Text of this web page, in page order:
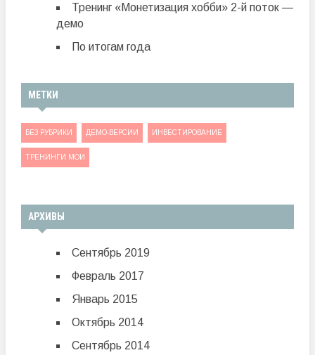
Тренинг «Монетизация хобби» 2-й поток —
демо
По итогам года
МЕТКИ
БЕЗ РУБРИКИ ДЕМО-ВЕРСИИ ИНВЕСТИРОВАНИЕ
ТРЕНИНГИ МОИ
АРХИВЫ
Сентябрь 2019
Февраль 2017
Январь 2015
Октябрь 2014
Сентябрь 2014